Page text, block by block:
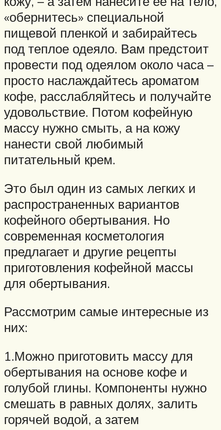
«обернитесь» специальной
пищевой пленкой и забирайтесь
под теплое одеяло. Вам предстоит
провести под одеялом около часа –
просто наслаждайтесь ароматом
кофе, расслабляйтесь и получайте
удовольствие. Потом кофейную
массу нужно смыть, а на кожу
нанести свой любимый
питательный крем.
Это был один из самых легких и
распространенных вариантов
кофейного обертывания. Но
современная косметология
предлагает и другие рецепты
приготовления кофейной массы
для обертывания.
Рассмотрим самые интересные из
них:
1.Можно приготовить массу для
обертывания на основе кофе и
голубой глины. Компоненты нужно
смешать в равных долях, залить
горячей водой, а затем